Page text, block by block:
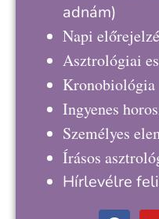
adnám)
Napi
Asztrológiai
Kronobiológia
Ingyenes
Személyes
Írásos
Hírlevélre